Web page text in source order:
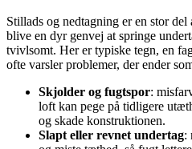
Stillads og nedtagning er en stor
blive en dyr genvej at springe
tvivlsomt. Her er typiske tegn, en
ofte varsler problemer, der ender
Skjolder og fugtspor:
loft kan pege på tidligere
og skade konstruktionen.
Slapt eller revnet undertag: